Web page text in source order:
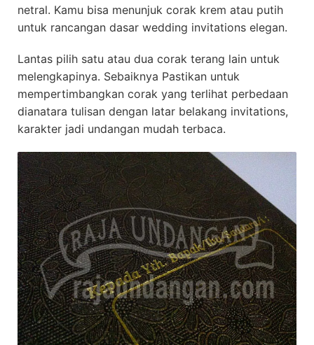
netral. Kamu bisa menunjuk corak krem atau putih
untuk rancangan dasar wedding invitations elegan.
Lantas pilih satu atau dua corak terang lain untuk
melengkapinya. Sebaiknya Pastikan untuk
mempertimbangkan corak yang terlihat perbedaan
dianatara tulisan dengan latar belakang invitations,
karakter jadi undangan mudah terbaca.